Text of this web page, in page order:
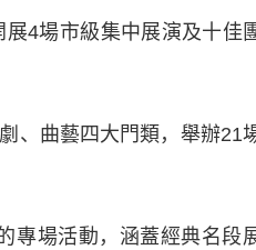
4場市級集中展演及十佳
、曲藝四大門類，舉辦21
專場活動，涵蓋經典名段